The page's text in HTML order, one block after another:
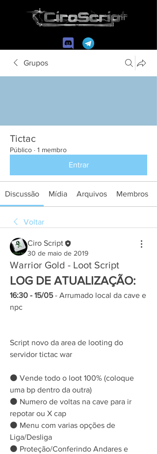
Grupos
Tictac
Público · 1 membro
Entrar
Discussão Mídia Arquivos Membros
Voltar
Ciro Script
30 de maio de 2019
Warrior Gold - Loot Script
LOG DE ATUALIZAÇÃO:
16:30 - 15/05 - Arrumado local da cave e
npc
Script novo da area de looting do
servidor tictac war
⚫ Vende todo o loot 100% (coloque
uma bp dentro da outra)
⚫ Numero de voltas na cave para ir
repotar ou X cap
⚫ Menu com varias opções de
Liga/Desliga
⚫ Proteção/Conferindo Andares e